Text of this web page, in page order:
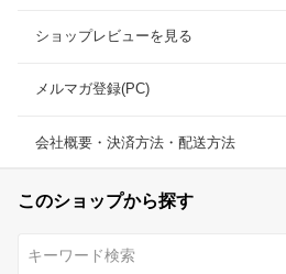
ショップレビューを見る
メルマガ登録(PC)
会社概要・決済方法・配送方法
このショップから探す